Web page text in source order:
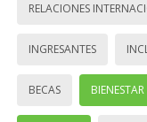
RELACIONES
INGRESANTES
BECAS